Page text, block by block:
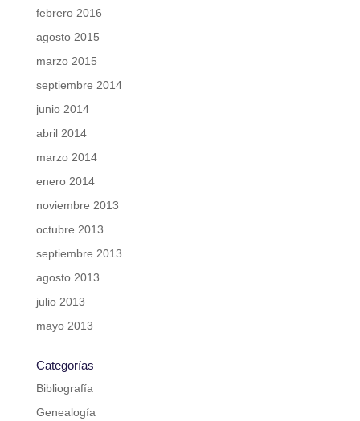
febrero 2016
agosto 2015
marzo 2015
septiembre 2014
junio 2014
abril 2014
marzo 2014
enero 2014
noviembre 2013
octubre 2013
septiembre 2013
agosto 2013
julio 2013
mayo 2013
Categorías
Bibliografía
Genealogía